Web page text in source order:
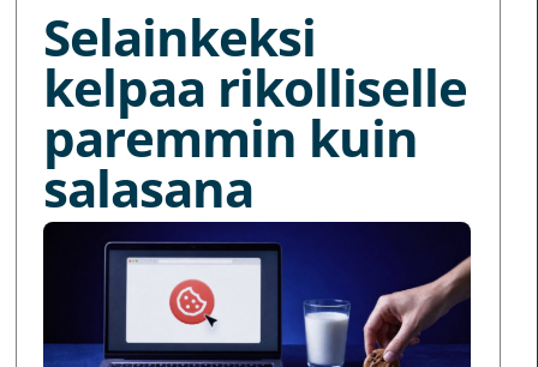
Selainkeksi
kelpaa rikolliselle
paremmin kuin
salasana